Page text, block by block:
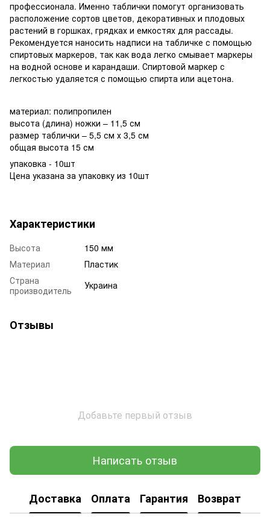
профессионала. Именно таблички помогут организовать
расположение сортов цветов, декоративных и плодовых
растений в горшках, грядках и емкостях для рассады.
Рекомендуется наносить надписи на табличке с помощью
спиртовых маркеров, так как вода легко смывает маркеры
на водной основе и карандаши. Спиртовой маркер с
легкостью удаляется с помощью спирта или ацетона.
материал: полипропилен
высота (длина) ножки – 11,5 см
размер таблички – 5,5 см х 3,5 см
общая высота 15 см
упаковка - 10шт
Цена указана за упаковку из 10шт
Характеристики
Высота
150 мм
Материал
Пластик
Страна
производитель
Украина
Отзывы
Добавьте первый отзыв
Написать отзыв
Доставка Оплата Гарантия Возврат